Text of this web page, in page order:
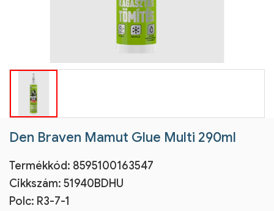
Den Braven Mamut Glue Multi 290ml
Termékkód: 8595100163547
Cikkszám: 51940BDHU
Polc: R3-7-1